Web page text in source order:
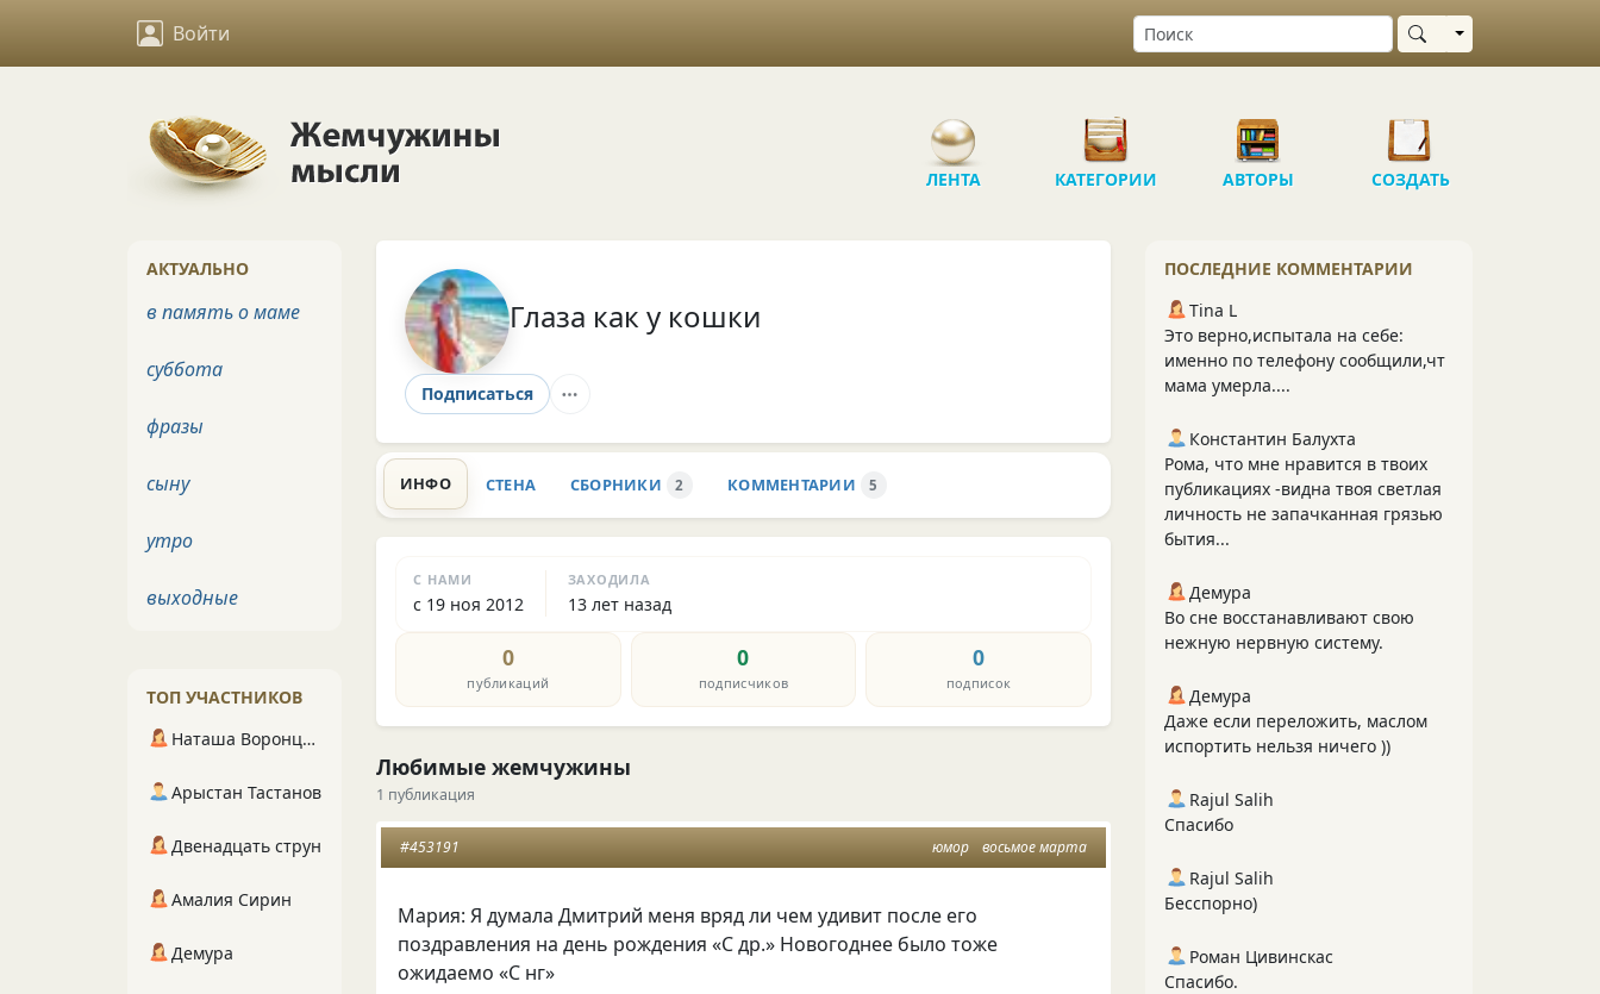
Войти Выбрать область
ЛЕНТА КАТЕГОРИИ АВТОРЫ СОЗДАТЬ
Глаза как у кошки
Подписаться
ИНФО СТЕНА СБОРНИКИ 2 КОММЕНТАРИИ 5
С НАМИ
с 19 ноя 2012
ЗАХОДИЛА
13 лет назад
0
публикаций
0
подписчиков
0
подписок
Любимые жемчужины
1 публикация
юмор восьмое марта
#453191
Мария: Я думала Дмитрий меня вряд ли чем удивит после его
поздравления на день рождения «С др.» Новогоднее было тоже
ожидаемо «С нг»
ПОСЛЕДНИЕ КОММЕНТАРИИ
Tina L
Это верно,испытала на себе:
именно по телефону сообщили,чт
мама умерла....
Константин Балухта
Рома, что мне нравится в твоих
публикациях -видна твоя светлая
личность не запачканная грязью
бытия...
Демура
Во сне восстанавливают свою
нежную нервную систему.
Демура
Даже если переложить, маслом
испортить нельзя ничего ))
Rajul Salih
Спасибо
Rajul Salih
Бесспорно)
Роман Цивинскас
Спасибо.
АКТУАЛЬНО
в память о маме
суббота
фразы
сыну
утро
выходные
ТОП УЧАСТНИКОВ
Наташа Воронцова
Арыстан Тастанов
Двенадцать струн
Амалия Сирин
Демура